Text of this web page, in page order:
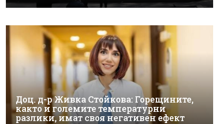
Доц. д-р Живка Стойкова: Горещините,
както и големите температурни
разлики, имат своя негативен ефект